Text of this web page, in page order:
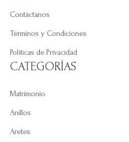
Contáctanos
Términos y Condiciones
Políticas de Privacidad
CATEGORÍAS
Matrimonio
Anillos
Aretes